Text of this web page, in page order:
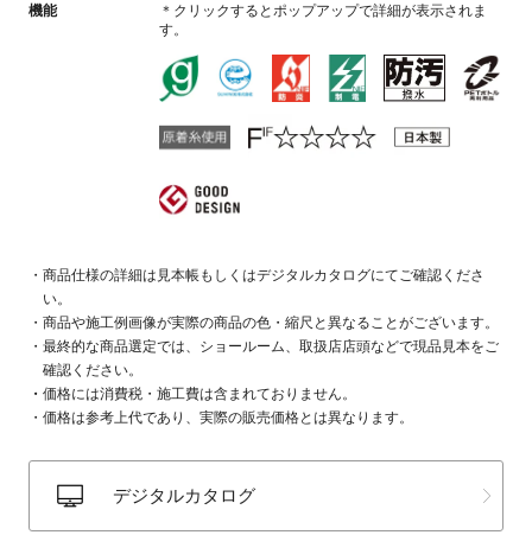
機能
＊クリックするとポップアップで詳細が表示されま
す。
商品仕様の詳細は見本帳もしくはデジタルカタログにてご確認くださ
い。
商品や施工例画像が実際の商品の色・縮尺と異なることがございます。
最終的な商品選定では、ショールーム、取扱店店頭などで現品見本をご
確認ください。
価格には消費税・施工費は含まれておりません。
価格は参考上代であり、実際の販売価格とは異なります。
デジタルカタログ